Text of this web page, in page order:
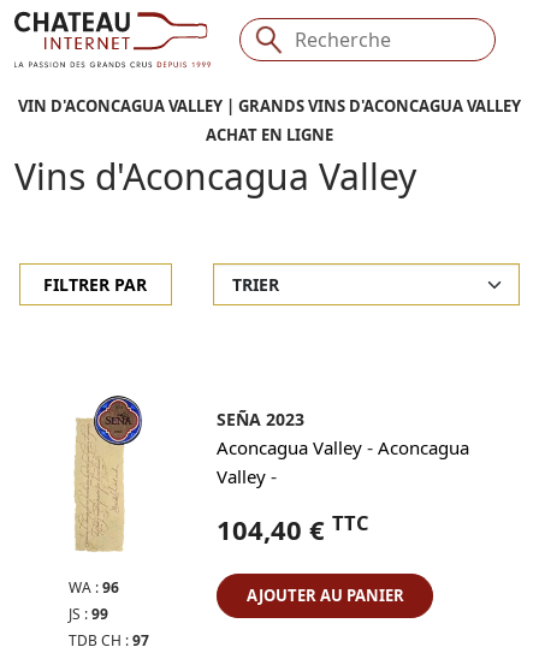
VIN D'ACONCAGUA VALLEY | GRANDS VINS D'ACONCAGUA VALLEY
ACHAT EN LIGNE
Vins d'Aconcagua Valley
FILTRER PAR
WA :96
JS :99
TDB CH :97
SEÑA 2023
Aconcagua Valley - Aconcagua
Valley -
104,40 € TTC
AJOUTER AU PANIER